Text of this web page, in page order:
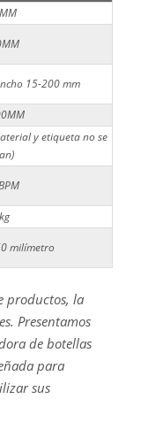
15-200 mm
y etiqueta no se
milímetro
productos, la
Presentamos
de botellas
para
sus